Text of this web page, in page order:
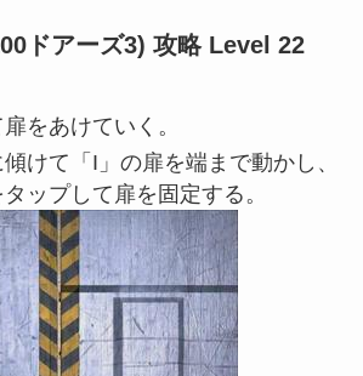
ドアーズ3) 攻略 Level 22
をあけていく。
けて「I」の扉を端まで動かし、
ップして扉を固定する。